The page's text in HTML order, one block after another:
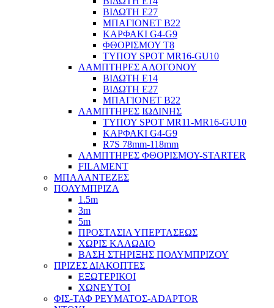
ΒΙΔΩΤΗ Ε27
ΜΠΑΓΙΟΝΕΤ Β22
ΚΑΡΦΑΚΙ G4-G9
ΦΘΟΡΙΣΜΟΥ Τ8
ΤΥΠΟΥ SPOT MR16-GU10
ΛΑΜΠΤΗΡΕΣ ΑΛΟΓΟΝΟΥ
ΒΙΔΩΤΗ Ε14
ΒΙΔΩΤΗ Ε27
ΜΠΑΓΙΟΝΕΤ Β22
ΛΑΜΠΤΗΡΕΣ ΙΩΔΙΝΗΣ
ΤΥΠΟΥ SPOT MR11-MR16-GU10
ΚΑΡΦΑΚΙ G4-G9
R7S 78mm-118mm
ΛΑΜΠΤΗΡΕΣ ΦΘΟΡΙΣΜΟΥ-STARTER
FILAMENT
ΜΠΑΛΑΝΤΕΖΕΣ
ΠΟΛΥΜΠΡΙΖΑ
1.5m
3m
5m
ΠΡΟΣΤΑΣΙΑ ΥΠΕΡΤΑΣΕΩΣ
ΧΩΡΙΣ ΚΑΛΩΔΙΟ
ΒΑΣΗ ΣΤΗΡΙΞΗΣ ΠΟΛΥΜΠΡΙΖΟΥ
ΠΡΙΖΕΣ ΔΙΑΚΟΠΤΕΣ
ΕΞΩΤΕΡΙΚΟΙ
ΧΩΝΕΥΤΟΙ
ΦΙΣ-ΤΑΦ ΡΕΥΜΑΤΟΣ-ADAPTOR